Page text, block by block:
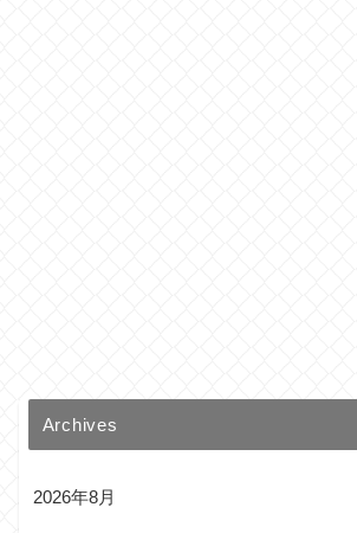
Archives
2026年8月